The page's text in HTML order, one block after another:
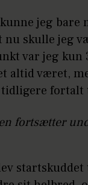
jeg bare
nu skulle jeg
var jeg kun
altid været,
fortalt
fortsætter